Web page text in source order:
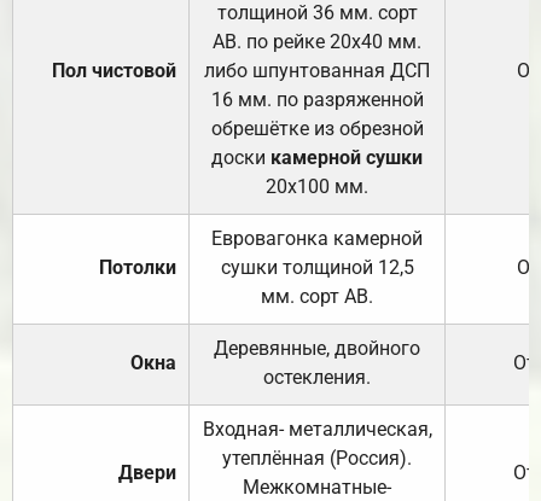
Пол чистовой
толщиной 36 мм. сорт
АВ. по рейке 20х40 мм.
либо шпунтованная ДСП
16 мм. по разряженной
обрешётке из обрезной
доски камерной сушки
20х100 мм.
Потолки
Евровагонка камерной
сушки толщиной 12,5
мм. сорт АВ.
Окна
Деревянные, двойного
остекления.
Двери
Входная- металлическая,
утеплённая (Россия).
Межкомнатные-